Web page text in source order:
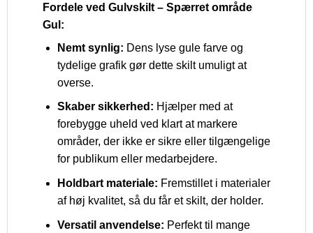
Fordele ved Gulvskilt – Spærret område
Gul:
Nemt synlig: Dens lyse gule farve og
tydelige grafik gør dette skilt umuligt at
overse.
Skaber sikkerhed: Hjælper med at
forebygge uheld ved klart at markere
områder, der ikke er sikre eller tilgængelige
for publikum eller medarbejdere.
Holdbart materiale: Fremstillet i materialer
af høj kvalitet, så du får et skilt, der holder.
Versatil anvendelse: Perfekt til mange